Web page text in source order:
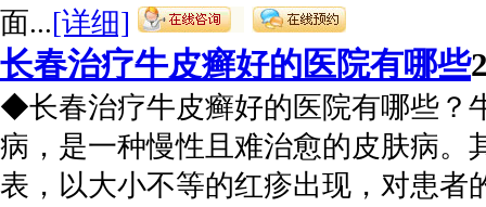
面...[详细]
长春治疗牛皮癣好的医院有哪些
◆长春治疗牛皮癣好的医院有哪些？
病，是一种慢性且难治愈的皮肤病。
表，以大小不等的红疹出现，对患者